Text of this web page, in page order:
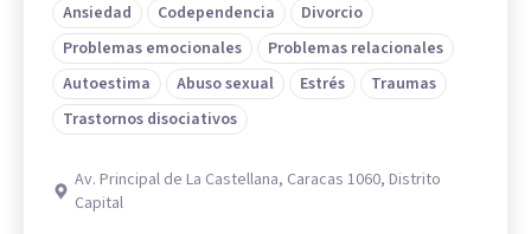
Ansiedad Codependencia
Divorcio
Problemas emocionales
Problemas relacionales
Autoestima
Abuso sexual Estrés
Traumas
Trastornos disociativos
Av. Principal de La Castellana, Caracas 1060, Distrito
Capital